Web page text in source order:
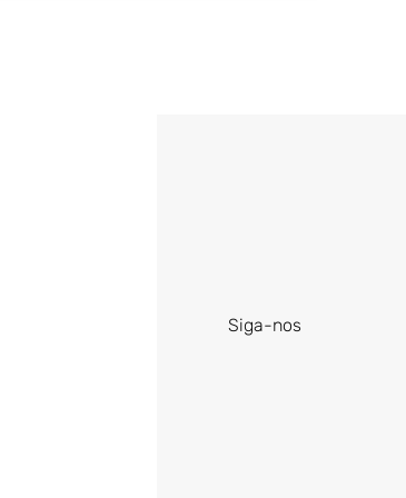
Siga-nos